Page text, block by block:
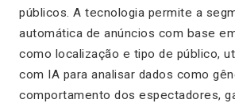
públicos. A tecnologia permite a
automática de anúncios com base
como localização e tipo de público,
com IA para analisar dados como
comportamento dos espectadores,